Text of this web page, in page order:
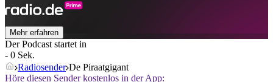
Mehr erfahren
Der Podcast startet in
- 0 Sek.
Radiosender De Piraatgigant
Höre diesen Sender kostenlos in der App: